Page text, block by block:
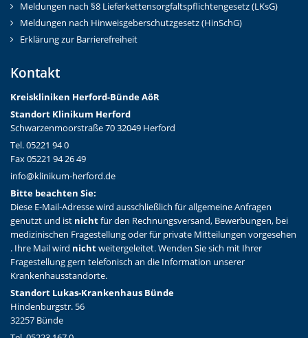
Meldungen nach §8 Lieferkettensorgfaltspflichtengesetz (LKsG)
Meldungen nach Hinweisgeberschutzgesetz (HinSchG)
Erklärung zur Barrierefreiheit
Kontakt
Kreiskliniken Herford-Bünde AöR
Standort Klinikum Herford
Schwarzenmoorstraße 70 32049 Herford
Tel. 05221 94 0
Fax 05221 94 26 49
info@klinikum-herford.de
Bitte beachten Sie:
Diese E-Mail-Adresse wird ausschließlich für allgemeine Anfragen
genutzt und ist nichtfür den Rechnungsversand, Bewerbungen, bei
medizinischen Fragestellung oder für private Mitteilungen vorgesehen
. Ihre Mail wird nichtweitergeleitet. Wenden Sie sich mit Ihrer
Fragestellung gern telefonisch an die Information unserer
Krankenhausstandorte.
Standort Lukas-Krankenhaus Bünde
Hindenburgstr. 56
32257 Bünde